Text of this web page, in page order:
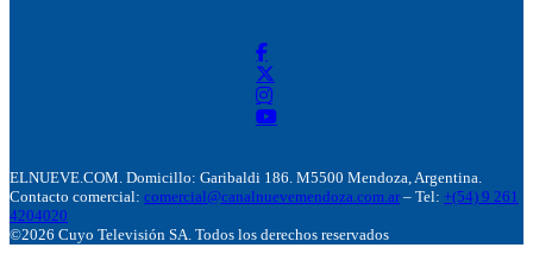
ELNUEVE.COM. Domicillo: Garibaldi 186. M5500 Mendoza, Argentina.
Contacto comercial: comercial@canalnuevemendoza.com.ar – Tel: +(54) 9 261
4204020
©2026 Cuyo Televisión SA. Todos los derechos reservados